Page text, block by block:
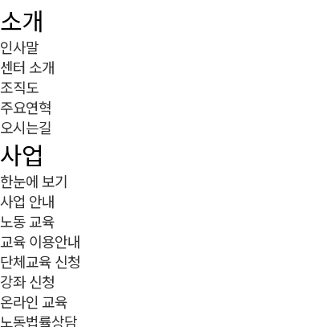
소개
인사말
센터 소개
조직도
주요연혁
오시는길
사업
한눈에 보기
사업 안내
노동 교육
교육 이용안내
단체교육 신청
강좌 신청
온라인 교육
노동법률상담